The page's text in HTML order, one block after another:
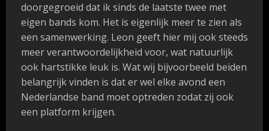
doorgegroeid dat ik sinds de laatste twee met
eigen bands kom. Het is eigenlijk meer te zien als
een samenwerking. Leon geeft hier mij ook steeds
meer verantwoordelijkheid voor, wat natuurlijk
ook hartstikke leuk is. Wat wij bijvoorbeeld beiden
belangrijk vinden is dat er wel elke avond een
Nederlandse band moet optreden zodat zij ook
een platform krijgen.